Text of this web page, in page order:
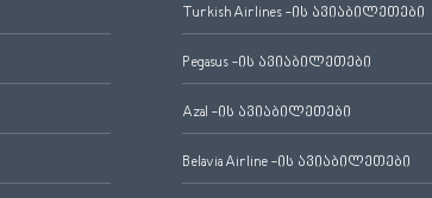
Turkish Airlines -ის ავიაბილეთები
Pegasus -ის ავიაბილეთები
Azal -ის ავიაბილეთები
Belavia Airline -ის ავიაბილეთები